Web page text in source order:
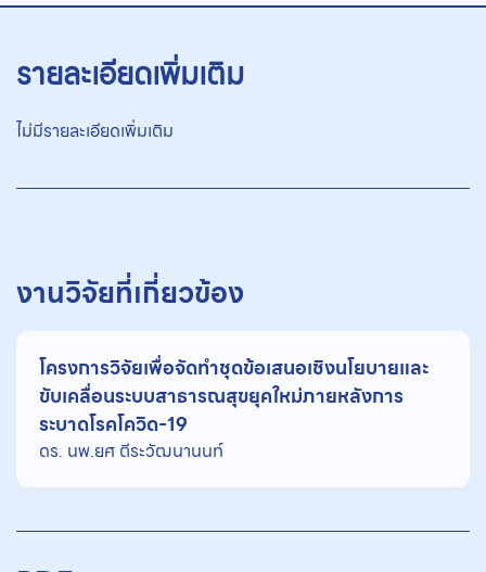
รายละเอียดเพิ่มเติม
ไม่มีรายละเอียดเพิ่มเติม
งานวิจัยที่เกี่ยวข้อง
โครงการวิจัยเพื่อจัดทำชุดข้อเสนอเชิงนโยบายและ
ขับเคลื่อนระบบสาธารณสุขยุคใหม่ภายหลังการ
ระบาดโรคโควิด-19
ดร. นพ.ยศ ตีระวัฒนานนท์